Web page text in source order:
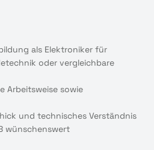
als Elektroniker für
oder vergleichbare
Arbeitsweise sowie
und technisches Verständnis
wünschenswert